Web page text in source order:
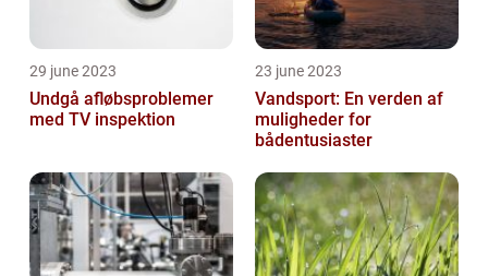
29 june 2023
Undgå afløbsproblemer
med TV inspektion
23 june 2023
Vandsport: En verden af
muligheder for
bådentusiaster